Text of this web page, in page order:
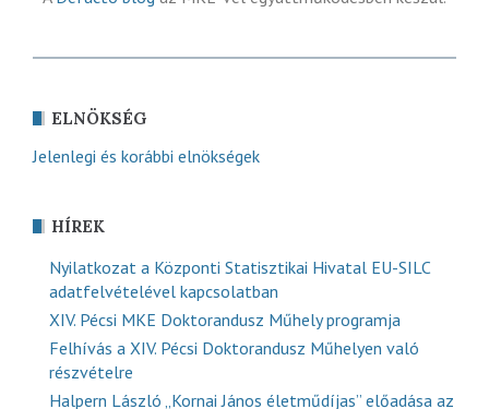
ELNÖKSÉG
Jelenlegi és korábbi elnökségek
HÍREK
Nyilatkozat a Központi Statisztikai Hivatal EU-SILC
adatfelvételével kapcsolatban
XIV. Pécsi MKE Doktorandusz Műhely programja
Felhívás a XIV. Pécsi Doktorandusz Műhelyen való
részvételre
Halpern László „Kornai János életműdíjas” előadása az